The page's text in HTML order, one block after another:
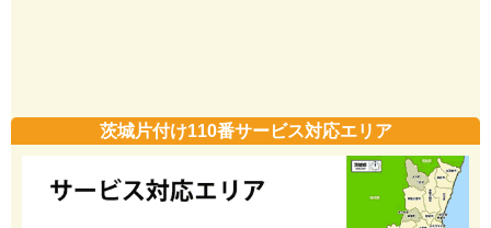
茨城片付け110番サービス対応エリア